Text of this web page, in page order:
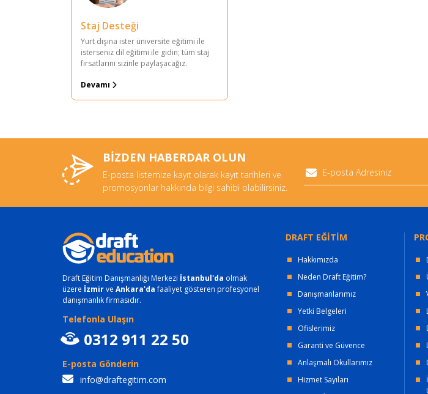
Staj Desteği
Yurt dışına ister üniversite eğitimi ile
isterseniz dil eğitimi ile gidin; tüm staj
fırsatlarını sizinle paylaşacağız.
Devamı
BİZDEN HABERDAR OLUN
E-posta listemize kayıt olarak kayıt tarihleri ve
promosyonlar hakkında bilgi sahibi olabilirsiniz.
Draft Eğitim Danışmanlığı Merkezi İstanbul'da olmak
üzere İzmirve Ankara'dafaaliyet gösteren profesyonel
danışmanlık firmasıdır.
Telefonla Ulaşın
0312 911 22 50
E-posta Gönderin
info@draftegitim.com
DRAFT EĞİTİM
Hakkımızda
Neden Draft Eğitim?
Danışmanlarımız
Yetki Belgeleri
Ofislerimiz
Garanti ve Güvence
Anlaşmalı Okullarımız
Hizmet Sayıları